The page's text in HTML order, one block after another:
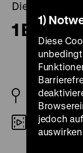
Dienstag, 18.
1 Berlin-
BRD 1974
35mm
1)
Diese
jedoch